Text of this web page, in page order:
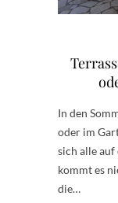
In den
oder im
sich alle
kommt es
die…